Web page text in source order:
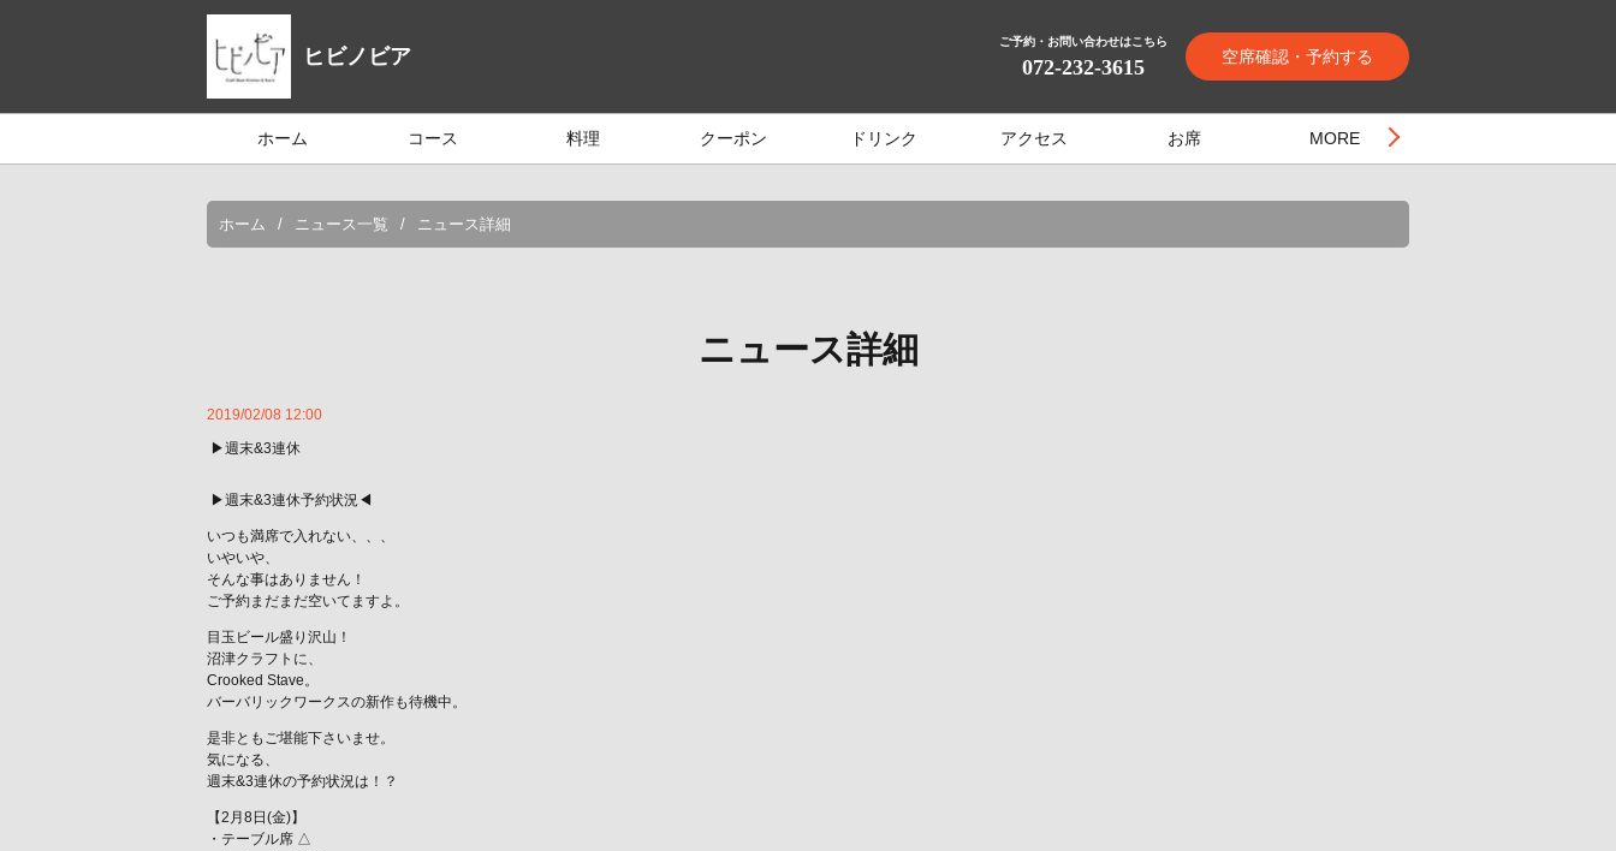
ヒビノビア
ご予約・お問い合わせはこちら
072-232-3615 空席確認・予約する
ホーム コース 料理 クーポン ドリンク アクセス お席 MORE
ホーム ニュース一覧 ニュース詳細
ニュース詳細
2019/02/08 12:00
︎ ▶︎週末&3連休
︎ ▶︎週末&3連休予約状況◀︎
いつも満席で入れない、、、
いやいや、
そんな事はありません！
ご予約まだまだ空いてますよ。
目玉ビール盛り沢山！
沼津クラフトに、
Crooked Stave。
バーバリックワークスの新作も待機中。
是非ともご堪能下さいませ。
気になる、
週末&3連休の予約状況は！？
【2月8日(金)】
・テーブル席 △